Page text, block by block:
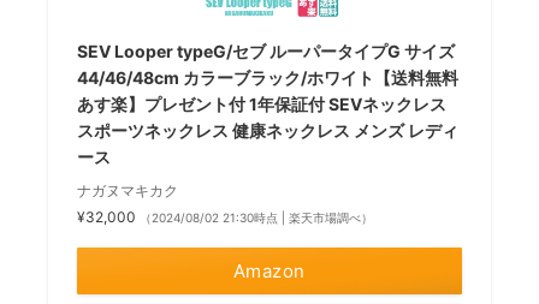
SEV Looper typeG/セブ ルーパータイプG サイズ
44/46/48cm カラーブラック/ホワイト【送料無料
あす楽】プレゼント付 1年保証付 SEVネックレス
スポーツネックレス 健康ネックレス メンズ レディ
ース
ナガヌマキカク
¥32,000
（2024/08/02 21:30時点 | 楽天市場調べ）
Amazon